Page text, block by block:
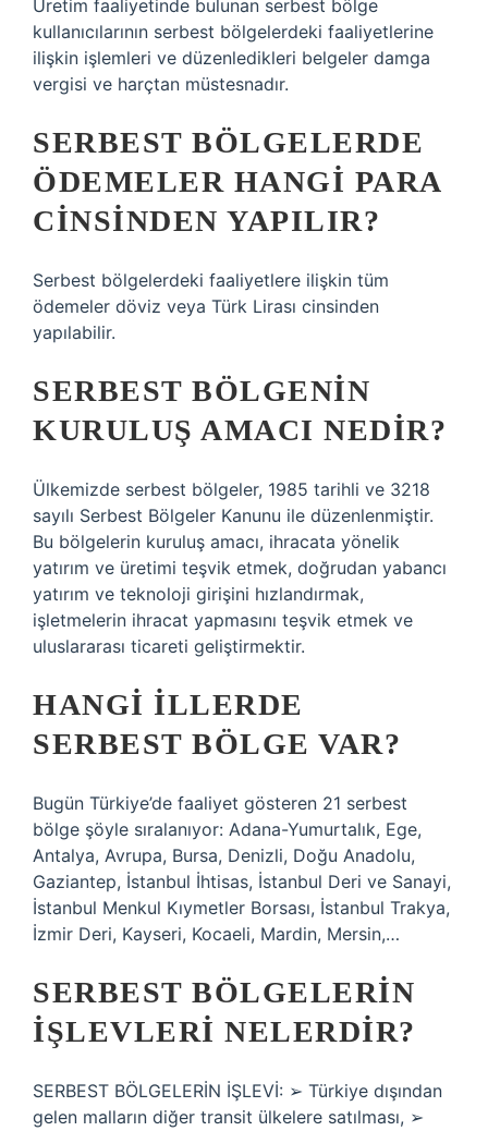
Üretim faaliyetinde bulunan serbest bölge
kullanıcılarının serbest bölgelerdeki faaliyetlerine
ilişkin işlemleri ve düzenledikleri belgeler damga
vergisi ve harçtan müstesnadır.
SERBEST BÖLGELERDE
ÖDEMELER HANGI PARA
CINSINDEN YAPILIR?
Serbest bölgelerdeki faaliyetlere ilişkin tüm
ödemeler döviz veya Türk Lirası cinsinden
yapılabilir.
SERBEST BÖLGENIN
KURULUŞ AMACI NEDIR?
Ülkemizde serbest bölgeler, 1985 tarihli ve 3218
sayılı Serbest Bölgeler Kanunu ile düzenlenmiştir.
Bu bölgelerin kuruluş amacı, ihracata yönelik
yatırım ve üretimi teşvik etmek, doğrudan yabancı
yatırım ve teknoloji girişini hızlandırmak,
işletmelerin ihracat yapmasını teşvik etmek ve
uluslararası ticareti geliştirmektir.
HANGI ILLERDE
SERBEST BÖLGE VAR?
Bugün Türkiye’de faaliyet gösteren 21 serbest
bölge şöyle sıralanıyor: Adana-Yumurtalık, Ege,
Antalya, Avrupa, Bursa, Denizli, Doğu Anadolu,
Gaziantep, İstanbul İhtisas, İstanbul Deri ve Sanayi,
İstanbul Menkul Kıymetler Borsası, İstanbul Trakya,
İzmir Deri, Kayseri, Kocaeli, Mardin, Mersin,…
SERBEST BÖLGELERIN
IŞLEVLERI NELERDIR?
SERBEST BÖLGELERİN İŞLEVİ: ➢ Türkiye dışından
gelen malların diğer transit ülkelere satılması, ➢